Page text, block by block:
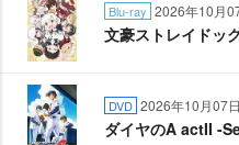
Blu-ray 2026年10月
文豪ストレイドッ
DVD 2026年10月07
ダイヤのA actII -